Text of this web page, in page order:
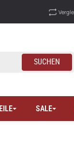
SUCHEN
SALE